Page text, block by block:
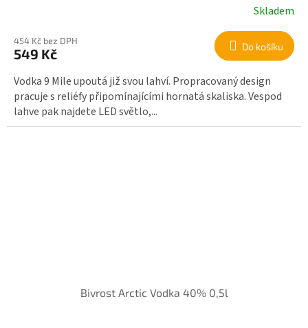
Skladem
454 Kč bez DPH
549 Kč Do košíku
Vodka 9 Mile upoutá již svou lahví. Propracovaný design
pracuje s reliéfy připomínajícími hornatá skaliska. Vespod
lahve pak najdete LED světlo,...
Bivrost Arctic Vodka 40% 0,5l